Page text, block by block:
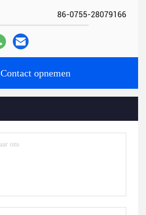
86-0755-28079166
Contact opnemen